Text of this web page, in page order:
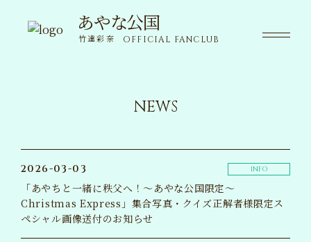
あやな公国
竹達彩奈 OFFICIAL FANCLUB
あやな公国
竹達彩奈 OFFICIAL FANCLUB
SPECIAL
MOVIE 動画
NEWS
2026-03-03 INFO
「あやちと一緒に秩父へ！～あやな公国限定～
Christmas Express」集合写真・クイズ正解者様限定ス
ペシャル画像送付のお知らせ